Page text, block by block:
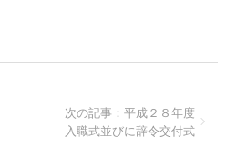
次の記事：平成２８年度
入職式並びに辞令交付式